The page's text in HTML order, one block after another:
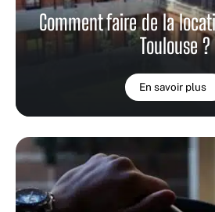
Comment faire de la
Toulouse ?
En savoir plus